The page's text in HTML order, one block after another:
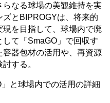
なる球場の美観維持を実
とBIPROGYは、将来的
を目指して、球場内で廃
て「SmaGO」で回収す
器包材の活用や、再資源
する。
と球場内での活用の詳細